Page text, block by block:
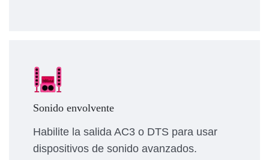
Sonido envolvente
Habilite la salida AC3 o DTS para usar
dispositivos de sonido avanzados.